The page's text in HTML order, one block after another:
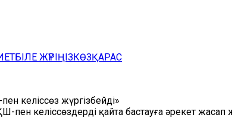
БІЛЕ ЖҮРІҢІЗКӨЗҚАРАС
келіссөз жүргізбейді»
келіссөздерді қайта бастауға әрекет